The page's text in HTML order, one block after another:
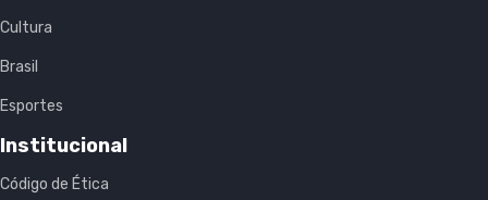
Cultura
Brasil
Esportes
Institucional
Código de Ética